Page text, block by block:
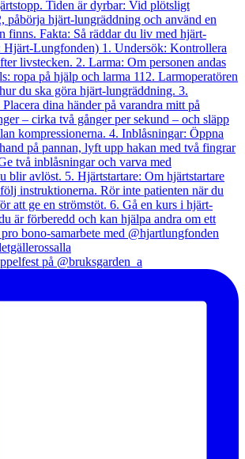
på @bruksgarden_a